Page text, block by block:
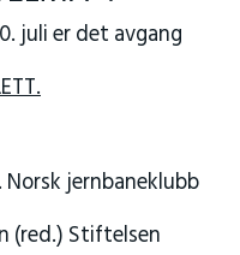
juli er det avgang
jernbaneklubb
(red.) Stiftelsen